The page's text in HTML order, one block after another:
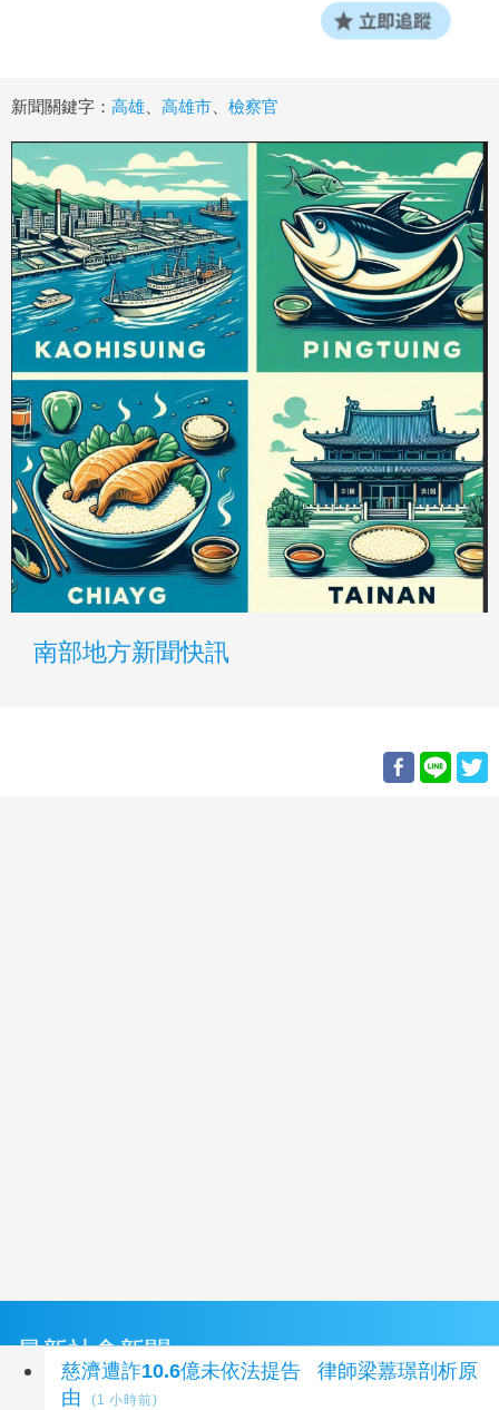
新聞關鍵字： 高雄 高雄市 檢察官
南部地方新聞快訊
最新社會新聞
慈濟遭詐10.6億未依法提告 律師梁䕒璟剖析原
由
(1 小時前)